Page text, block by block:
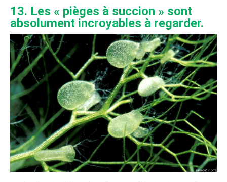
13. Les « pièges à succion » sont
absolument incroyables à regarder.